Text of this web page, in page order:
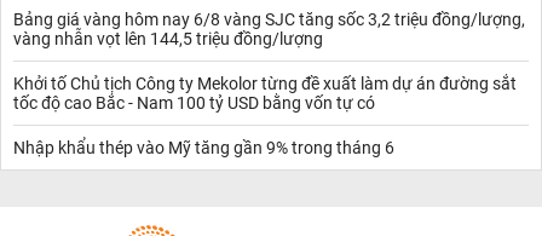
Bảng giá vàng hôm nay 6/8 vàng SJC tăng sốc 3,2 triệu đồng/lượng,
vàng nhẫn vọt lên 144,5 triệu đồng/lượng
Khởi tố Chủ tịch Công ty Mekolor từng đề xuất làm dự án đường sắt
tốc độ cao Bắc - Nam 100 tỷ USD bằng vốn tự có
Nhập khẩu thép vào Mỹ tăng gần 9% trong tháng 6